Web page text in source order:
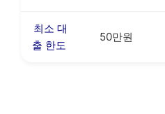
최소 대
출 한도
50만원